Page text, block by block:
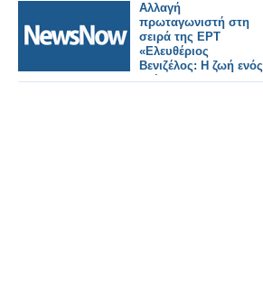
Αλλαγή
πρωταγωνιστή στη
σειρά της ΕΡΤ
«Ελευθέριος
Βενιζέλος: Η ζωή ενός
ηγέτη»